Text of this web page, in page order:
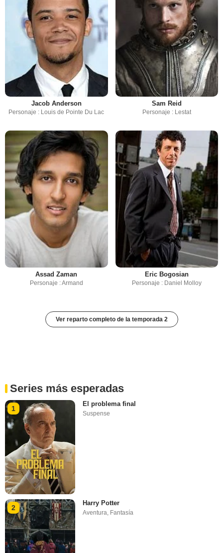
Jacob Anderson
Personaje : Louis de Pointe Du Lac
Sam Reid
Personaje : Lestat
Assad Zaman
Personaje : Armand
Eric Bogosian
Personaje : Daniel Molloy
Ver reparto completo de la temporada 2
Series más esperadas
1
El problema final
Suspense
2
Harry Potter
Aventura Fantasía